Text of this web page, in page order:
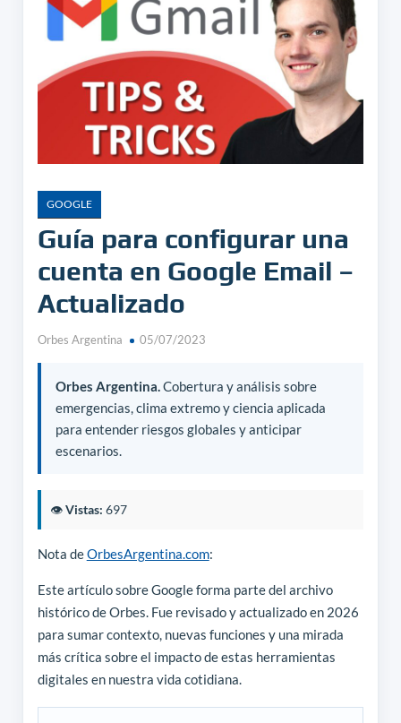
GOOGLE
Guía para configurar una
cuenta en Google Email –
Actualizado
Orbes Argentina 05/07/2023
Orbes Argentina.Cobertura y análisis sobre
emergencias, clima extremo y ciencia aplicada
para entender riesgos globales y anticipar
escenarios.
👁️Vistas: 697
Nota deOrbesArgentina.com:
Este artículo sobre Google forma parte del archivo
histórico de Orbes. Fue revisado y actualizado en 2026
para sumar contexto, nuevas funciones y una mirada
más crítica sobre el impacto de estas herramientas
digitales en nuestra vida cotidiana.